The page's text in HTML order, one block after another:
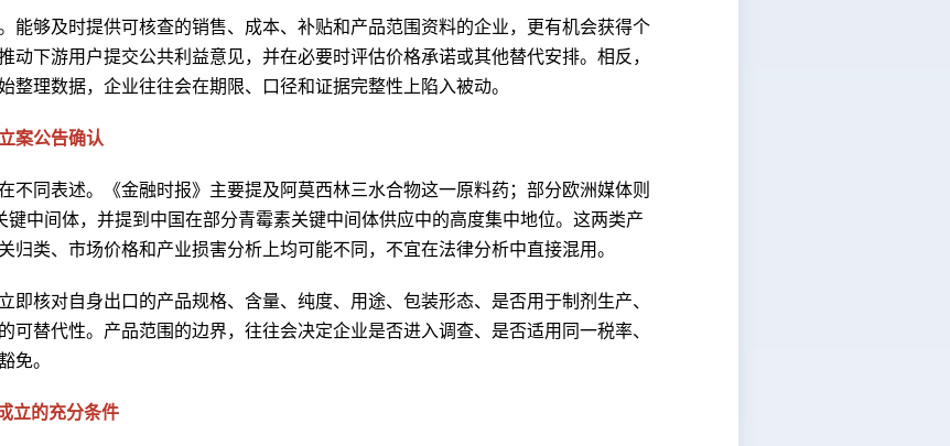
能够及时提供可核查的销售、成本、补贴和产品范围资料的企业，更有机会获得个
动下游用户提交公共利益意见，并在必要时评估价格承诺或其他替代安排。相反，
整理数据，企业往往会在期限、口径和证据完整性上陷入被动。
案公告确认
不同表述。《金融时报》主要提及阿莫西林三水合物这一原料药；部分欧洲媒体则
中间体，并提到中国在部分青霉素关键中间体供应中的高度集中地位。这两类产
归类、市场价格和产业损害分析上均可能不同，不宜在法律分析中直接混用。
即核对自身出口的产品规格、含量、纯度、用途、包装形态、是否用于制剂生产、
可替代性。产品范围的边界，往往会决定企业是否进入调查、是否适用同一税率、
免。
立的充分条件